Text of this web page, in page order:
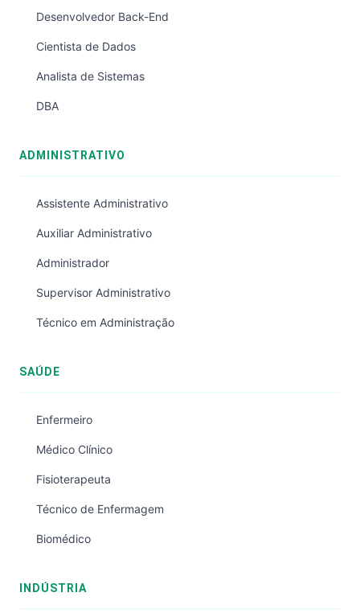
Desenvolvedor Back-End
Cientista de Dados
Analista de Sistemas
DBA
ADMINISTRATIVO
Assistente Administrativo
Auxiliar Administrativo
Administrador
Supervisor Administrativo
Técnico em Administração
SAÚDE
Enfermeiro
Médico Clínico
Fisioterapeuta
Técnico de Enfermagem
Biomédico
INDÚSTRIA